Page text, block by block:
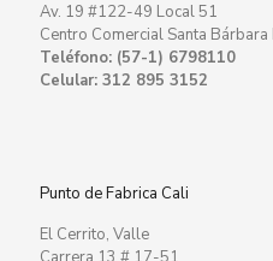
Av. 19 #122-49 Local 51
Centro Comercial Santa
Teléfono: (57-1) 6798110
Celular: 312 895 3152
Punto de Fabrica Cali
El Cerrito, Valle